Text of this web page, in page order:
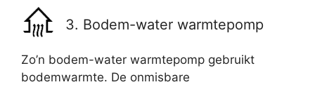
3. Bodem-water warmtepomp
Zo’n bodem-water warmtepomp gebruikt
bodemwarmte. De onmisbare